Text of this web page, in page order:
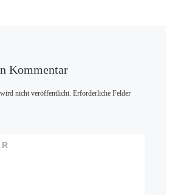
Kommentar
nicht veröffentlicht. Erforderliche Felder